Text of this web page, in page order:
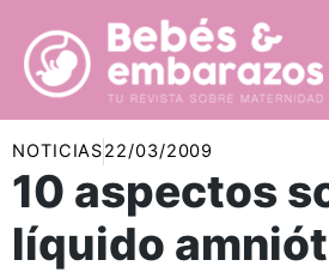
contenido
NOTICIAS22/03/2009
10 aspectos
líquido